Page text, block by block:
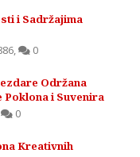
i Sadržajima
, 0
Održana
i Suvenira
0
Kreativnih